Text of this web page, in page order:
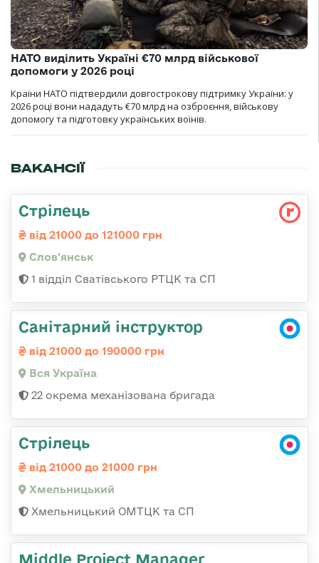
НАТО виділить Україні €70 млрд військової
допомоги у 2026 році
Країни НАТО підтвердили довгострокову підтримку України: у
2026 році вони нададуть €70 млрд на озброєння, військову
допомогу та підготовку українських воїнів.
ВАКАНСІЇ
Стрілець
від 21000 до 121000 грн
Слов'янськ
1 відділ Сватівського РТЦК та СП
Санітарний інструктор
від 21000 до 190000 грн
Вся Україна
22 окрема механізована бригада
Стрілець
від 21000 до 21000 грн
Хмельницький
Хмельницький ОМТЦК та СП
Middle Project Manager